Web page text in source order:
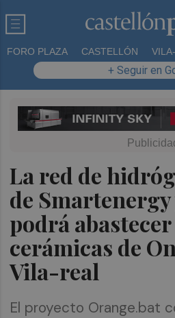
FORO PLAZA CASTELLÓN
+ Seguir en
La red de
de Smartenergy
podrá abastecer
cerámicas de
Vila-real
El proyecto Orange.bat